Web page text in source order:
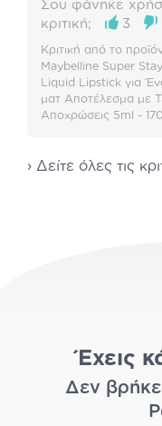
Σου φάνηκε
κριτική;
3
Κριτική από το
Maybelline Super
Liquid Lipstick για
ματ Αποτέλεσμα με
Αποχρώσεις 5ml -
› Δείτε όλες τις
Έχεις
Δεν